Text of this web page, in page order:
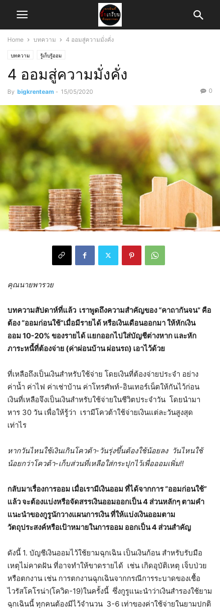
Home บทความ 4 ออมสู่ความมั่งคั่ง
บทความ รู้เก็บรู้ออม
4 ออมสู่ความมั่งคั่ง
By bigkrenteam - 15/05/2020 0
คุณนายพารวย
บทความสัปดาห์ที่แล้ว เราพูดถึงความสำคัญของ “คาถากันจน” คือ
ต้อง “ออมก่อนใช้”เมื่อมีรายได้ หรือเงินเดือนออกมา ให้หักเงิน
ออม 10-20% ของรายได้ แยกออกไปใส่บัญชีต่างหาก และหัก
ภาระหนี้ที่ต้องจ่าย (ค่าผ่อนบ้าน ผ่อนรถ) เอาไว้ด้วย
​ที่เหลือถึงเป็นเงินสำหรับใช้จ่าย โดยเงินที่ต้องจ่ายประจำ อย่าง
ค่าน้ำ ค่าไฟ ค่าเช่าบ้าน ค่าโทรศัพท์-อินเทอร์เน็ตให้กันไว้ก่อน
เงินที่เหลือจึงเป็นเงินสำหรับใช้จ่ายในชีวิตประจำวัน โดยนำมา
หาร 30 วัน เพื่อให้รู้ว่า เรามีโควต้าใช้จ่ายเงินแต่ละวันสูงสุด
เท่าไร
หากวันไหนใช้เงินเกินโควต้า-วันรุ่งขึ้นต้องใช้น้อยลง วันไหนใช้
น้อยกว่าโควต้า-เก็บส่วนที่เหลือใส่กระปุกไว้เพื่อออมเพิ่ม!!
กลับมาเรื่องการออม เมื่อเรามีเงินออม ที่ได้จากการ “ออมก่อนใช้”
แล้ว จะต้องแบ่งหรือจัดสรรเงินออมออกเป็น4 ส่วนหลักๆ ตามคำ
แนะนำของกูรูนักวางแผนการเงิน ที่ให้แบ่งเงินออมตาม
วัตถุประสงค์หรือเป้าหมายในการออม ออกเป็น4 ส่วนสำคัญ
​ดังนี้ 1. บัญชีเงินออมไว้ใช้ยามฉุกเฉิน เป็นเงินก้อน สำหรับรับมือ
เหตุไม่คาดฝัน ที่อาจทำให้ขาดรายได้ เช่น เกิดอุบัติเหตุ เจ็บป่วย
หรือตกงาน เช่น การตกงานฉุกเฉินจากกรณีการระบาดของเชื้อ
ไวรัสโคโรน่า(โควิด-19)ในครั้งนี้ ซึ่งกูรูแนะนำว่าเงินสำรองใช้ยาม
ฉุกเฉินนี้ ทุกคนต้องมีไว้จำนวน 3-6 เท่าของค่าใช้จ่ายในยามปกติ